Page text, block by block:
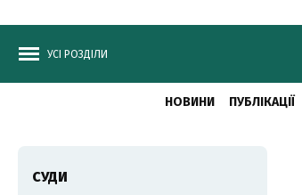
УСІ РОЗДІЛИ
НОВИНИ ПУБЛІКАЦІЇ
СУДИ